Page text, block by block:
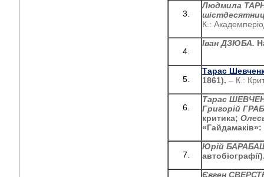
Людмила
К.:
Іван ДЗЮБА.
Тарас
1861). – К.:
Тарас
Григорій
критика;
«Гайдамаків»:
Юрій
Євген